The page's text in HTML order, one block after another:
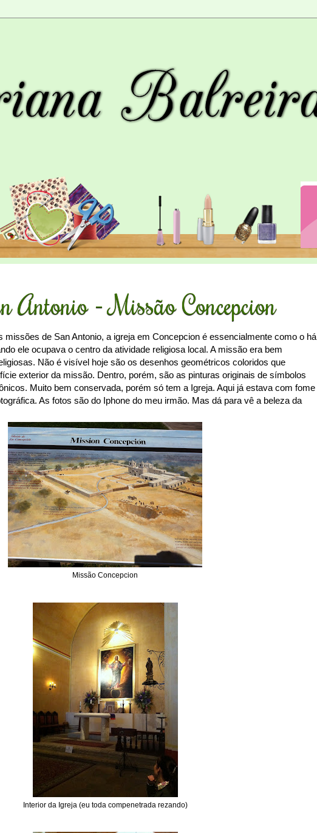
Antonio - Missão Concepcion
missões de San Antonio, a igreja em Concepcion é essencialmente como o há
ele ocupava o centro da atividade religiosa local. A missão era bem
Não é visível hoje são os desenhos geométricos coloridos que
exterior da missão. Dentro, porém, são as pinturas originais de símbolos
Muito bem conservada, porém só tem a Igreja. Aqui já estava com fome
As fotos são do Iphone do meu irmão. Mas dá para vê a beleza da
Missão Concepcion
Interior da Igreja (eu toda compenetrada rezando)